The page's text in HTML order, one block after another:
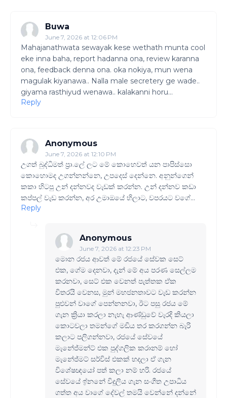
Buwa
June 7, 2026 at 12:06 PM
Mahajanathwata sewayak kese wethath munta cool
eke inna baha, report hadanna ona, review karanna
ona, feedback denna ona. oka nokiya, mun wena
magulak kiyanawa.. Nalla male secretery ge wade..
giyama rasthiyud wenawa.. kalakanni horu...
Reply
Anonymous
June 7, 2026 at 12:10 PM
උගත් බුද්ධිමත් ප්‍රා.ලේ ලට මේ කොහෙවත් යන පාපිස්සො
කොහොමද උගන්නන්නෙ, උපදෙස් දෙන්නෙ. අනුන්ගෙන්
කකා හිටපු උන් දන්නවද වැඩක් කරන්න. උන් දන්නව කඩා
කප්පල් වැඩ කරන්න, අර උමාඔයේ හිලාට, වපරයට වගේ...
Reply
Anonymous
June 7, 2026 at 12:23 PM
මොන රජය ආවත් මේ රජයේ සේවක සෙට්
එක, ගේම දෙනවා, දැන් මේ අය පරණ සෙල්ලම
කරනවා, සෙට් එක වෙනත් පැත්තක ඒක
විතරයි වෙනස, මුන් මහජනතාවට වැඩ කරන්න
පුළුවන් වාගේ පෙන්නනවා, ඊට පසු රජය මේ
ගැන ක්‍රියා කරලා නැහැ ආණ්ඩුවේ වැරදි කියලා
කොටවලා තමන්ගේ මඩිය තර කරගන්න බැරි
කලාට පලිගන්නවා, රජයේ සේවයේ
මැනේජ්මන්ට් එක පුද්ගලික කරානම් හෝ
මැනේජ්මට් සර්විස් එකක් හදලා ඒ ගැන
විශේෂඥයෝ පත් කලා නම් හරි. රජයේ
සේවයේ ඉ්නනේ විදුලිය ගැන සංගීත උපාධිය
ගත්ත අය වාගේ දේවල් තමයි වෙන්නේ දන්නේ